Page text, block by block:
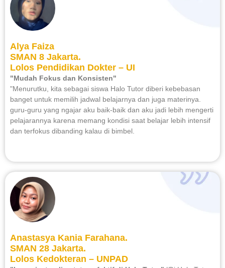
Alya Faiza
SMAN 8 Jakarta.
Lolos Pendidikan Dokter – UI
"Mudah Fokus dan Konsisten"
"Menurutku, kita sebagai siswa Halo Tutor diberi kebebasan
banget untuk memilih jadwal belajarnya dan juga materinya.
guru-guru yang ngajar aku baik-baik dan aku jadi lebih mengerti
pelajarannya karena memang kondisi saat belajar lebih intensif
dan terfokus dibanding kalau di bimbel.
Anastasya Kania Farahana.
SMAN 28 Jakarta.
Lolos Kedokteran – UNPAD